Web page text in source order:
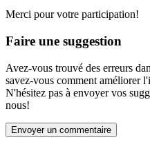
Merci pour votre participation!
Faire une suggestion
Avez-vous trouvé des erreurs
savez-vous comment améliorer
N'hésitez pas à envoyer vos
nous!
Envoyer un commentaire